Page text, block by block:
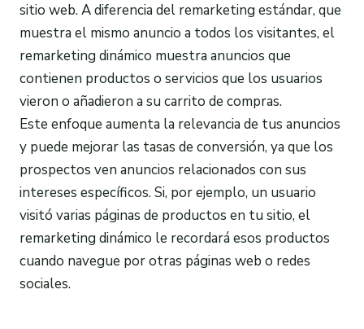
sitio web. A diferencia del remarketing estándar, que
muestra el mismo anuncio a todos los visitantes, el
remarketing dinámico muestra anuncios que
contienen productos o servicios que los usuarios
vieron o añadieron a su carrito de compras.
Este enfoque aumenta la relevancia de tus anuncios
y puede mejorar las tasas de conversión, ya que los
prospectos ven anuncios relacionados con sus
intereses específicos. Si, por ejemplo, un usuario
visitó varias páginas de productos en tu sitio, el
remarketing dinámico le recordará esos productos
cuando navegue por otras páginas web o redes
sociales.